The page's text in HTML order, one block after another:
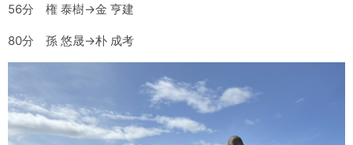
56分 権 泰樹→金 亨建
80分 孫 悠晟→朴 成考